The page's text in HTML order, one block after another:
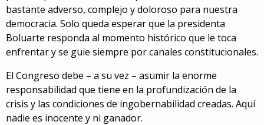
bastante adverso, complejo y doloroso para nuestra
democracia. Solo queda esperar que la presidenta
Boluarte responda al momento histórico que le toca
enfrentar y se guie siempre por canales constitucionales.
El Congreso debe – a su vez – asumir la enorme
responsabilidad que tiene en la profundización de la
crisis y las condiciones de ingobernabilidad creadas. Aquí
nadie es inocente y ni ganador.